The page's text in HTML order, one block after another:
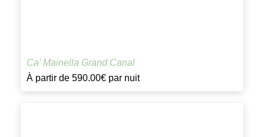
Ca' Mainella Grand Canal
À partir de 590.00€ par nuit